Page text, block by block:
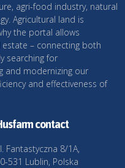
agri-food industry, natural
Agricultural land is
the portal allows
– connecting both
searching for
and modernizing our
and effectiveness of
contact
Fantastyczna 8/1A,
531 Lublin, Polska